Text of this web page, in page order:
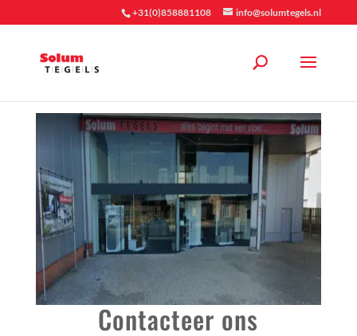
+31(0)858881108 info@solumtegels.nl
Contacteer ons